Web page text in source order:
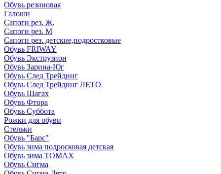
Обувь резиновая
Галоши
Сапоги рез. Ж.
Сапоги рез. М
Сапоги рез. детские,подростковые
Обувь FRIWAY
Обувь Экструзион
Обувь Зарина-Юг
Обувь След Трейдинг
Обувь След Трейдинг ЛЕТО
Обувь Шагах
Обувь Фтора
Обувь Суббота
Рожки для обуви
Стельки
Обувь "Барс"
Обувь зима подросковая детская
Обувь зима ТОМАХ
Обувь Сигма